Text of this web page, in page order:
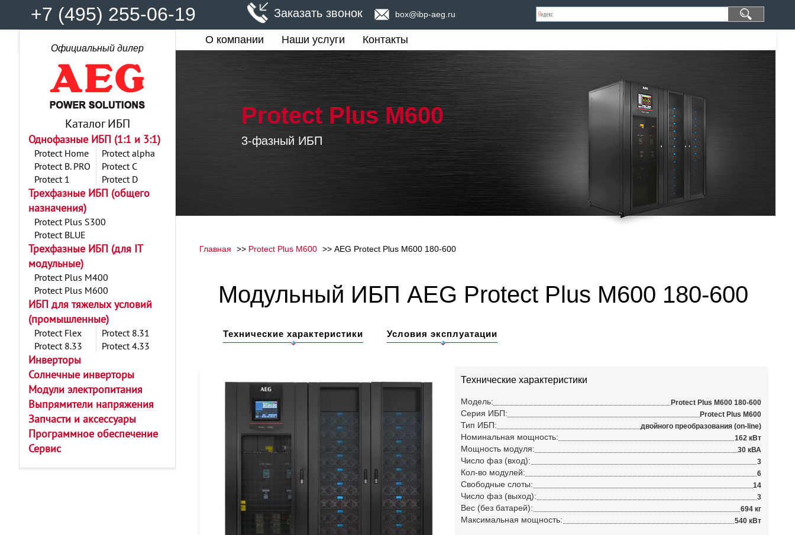
+7 (495) 255-06-19 Заказать звонок box@ibp-aeg.ru
О компании Наши услуги Контакты
Protect Plus M600
3-фазный ИБП
Официальный дилер
Каталог ИБП
Однофазные ИБП (1:1 и 3:1)
Protect Home
Protect alpha
Protect B. PRO
Protect C
Protect 1
Protect D
Трехфазные ИБП (общего
назначения)
Protect Plus S300
Protect BLUE
Трехфазные ИБП (для IT
модульные)
Protect Plus M400
Protect Plus M600
ИБП для тяжелых условий
(промышленные)
Protect Flex
Protect 8.31
Protect 8.33
Protect 4.33
Инверторы
Солнечные инверторы
Модули электропитания
Выпрямители напряжения
Запчасти и аксессуары
Программное обеспечение
Сервис
Главная Protect Plus M600 AEG Protect Plus M600 180-600
Модульный ИБП AEG Protect Plus M600 180-600
Технические характеристики Условия эксплуатации
Технические характеристики
Модель: Protect Plus M600 180-600
Серия ИБП: Protect Plus M600
Тип ИБП: двойного преобразования (on-line)
Номинальная мощность: 162 кВт
Мощность модуля: 30 кВА
Число фаз (вход): 3
Кол-во модулей: 6
Свободные слоты: 14
Число фаз (выход): 3
Вес (без батарей): 694 кг
Максимальная мощность: 540 кВт